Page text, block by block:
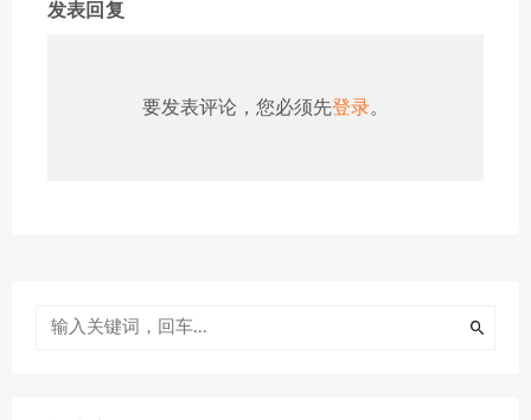
发表回复
要发表评论，您必须先登录。